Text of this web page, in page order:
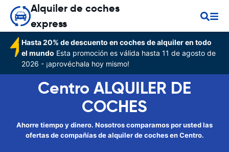
Alquiler de coches
express
Hasta 20% de descuento en coches de alquiler en todo
el mundo Esta promoción es válida hasta 11 de agosto de
2026 - ¡aprovéchala hoy mismo!
Centro ALQUILER DE
COCHES
Ahorre tiempo y dinero. Nosotros comparamos por usted las
ofertas de compañías de alquiler de coches en Centro.